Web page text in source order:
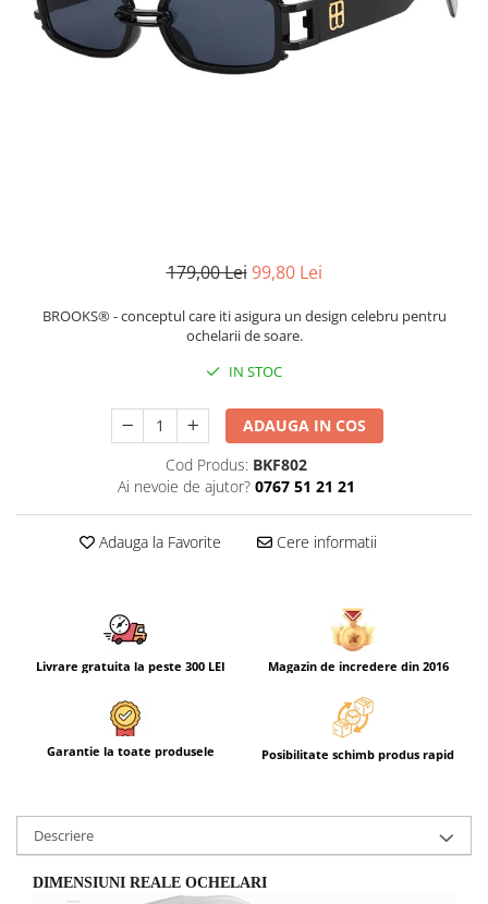
CERCEI
CEASURI DAMA
179,00 Lei 99,80 Lei
BROOKS® - conceptul care iti asigura un design celebru pentru
ochelarii de soare.
IN STOC
ADAUGA IN COS
Cod Produs: BKF802
Ai nevoie de ajutor? 0767 51 21 21
Adauga la Favorite Cere informatii
Livrare gratuita la peste 300 LEI Magazin de incredere din 2016
Garantie la toate produsele Posibilitate schimb produs rapid
Descriere
DIMENSIUNI REALE OCHELARI